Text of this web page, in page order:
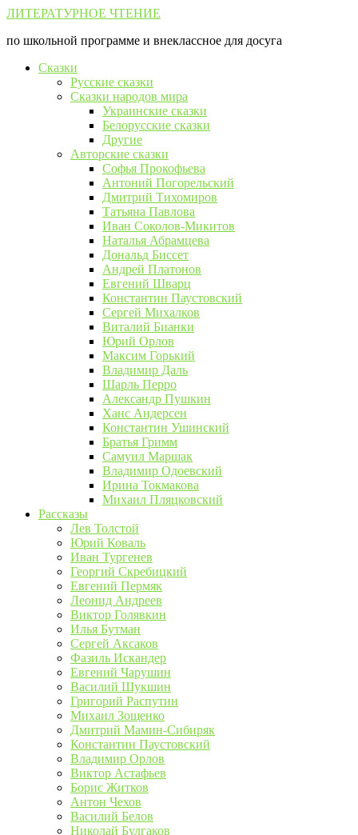
Перейти
контенту
ЛИТЕРАТУРНОЕ ЧТЕНИЕ
по школьной программе и внеклассное для досуга
Сказки
Русские сказки
Сказки народов мира
Украинские сказки
Белорусские сказки
Другие
Авторские сказки
Софья Прокофьева
Антоний Погорельский
Дмитрий Тихомиров
Татьяна Павлова
Иван Соколов-Микитов
Наталья Абрамцева
Дональд Биссет
Андрей Платонов
Евгений Шварц
Константин Паустовский
Сергей Михалков
Виталий Бианки
Юрий Орлов
Максим Горький
Владимир Даль
Шарль Перро
Александр Пушкин
Ханс Андерсен
Константин Ушинский
Братья Гримм
Самуил Маршак
Владимир Одоевский
Ирина Токмакова
Михаил Пляцковский
Рассказы
Лев Толстой
Юрий Коваль
Иван Тургенев
Георгий Скребицкий
Евгений Пермяк
Леонид Андреев
Виктор Голявкин
Илья Бутман
Сергей Аксаков
Фазиль Искандер
Евгений Чарушин
Василий Шукшин
Григорий Распутин
Михаил Зощенко
Дмитрий Мамин-Сибиряк
Константин Паустовский
Владимир Орлов
Виктор Астафьев
Борис Житков
Антон Чехов
Василий Белов
Николай Булгаков